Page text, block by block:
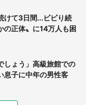
けて3日間...ビビり続
正体〟に14万人も困
しょう」高級旅館での
息子に中年の男性客